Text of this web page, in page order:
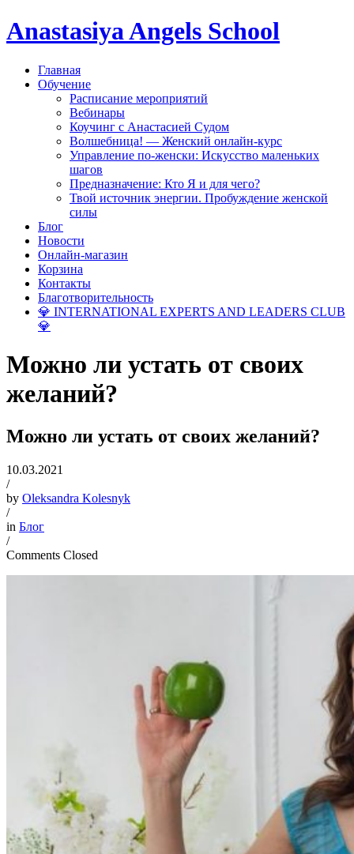
Anastasiya Angels School
Главная
Обучение
Расписание мероприятий
Вебинары
Коучинг с Анастасией Судом
Волшебница! — Женский онлайн-курс
Управление по-женски: Искусство маленьких
шагов
Предназначение: Кто Я и для чего?
Твой источник энергии. Пробуждение женской
силы
Блог
Новости
Онлайн-магазин
Корзина
Контакты
Благотворительность
💎 INTERNATIONAL EXPERTS AND LEADERS CLUB
💎
Можно ли устать от своих
желаний?
Можно ли устать от своих желаний?
10.03.2021
/
by Oleksandra Kolesnyk
/
in Блог
/
Comments Closed